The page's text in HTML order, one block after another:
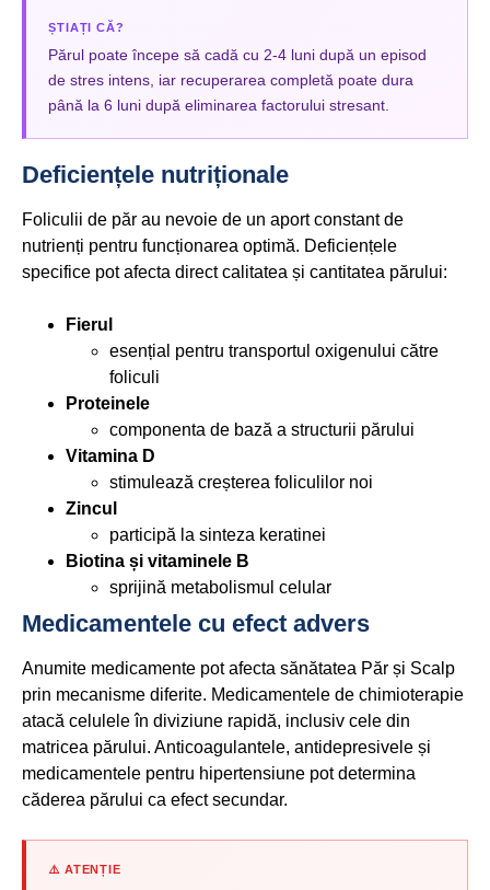
ȘTIAȚI CĂ?
Părul poate începe să cadă cu 2-4 luni după un episod
de stres intens, iar recuperarea completă poate dura
până la 6 luni după eliminarea factorului stresant.
Deficiențele nutriționale
Foliculii de păr au nevoie de un aport constant de
nutrienți pentru funcționarea optimă. Deficiențele
specifice pot afecta direct calitatea și cantitatea părului:
Fierul
esențial pentru transportul oxigenului către
foliculi
Proteinele
componenta de bază a structurii părului
Vitamina D
stimulează creșterea foliculilor noi
Zincul
participă la sinteza keratinei
Biotina și vitaminele B
sprijină metabolismul celular
Medicamentele cu efect advers
Anumite medicamente pot afecta sănătatea Păr și Scalp
prin mecanisme diferite. Medicamentele de chimioterapie
atacă celulele în diviziune rapidă, inclusiv cele din
matricea părului. Anticoagulantele, antidepresivele și
medicamentele pentru hipertensiune pot determina
căderea părului ca efect secundar.
⚠️ ATENȚIE